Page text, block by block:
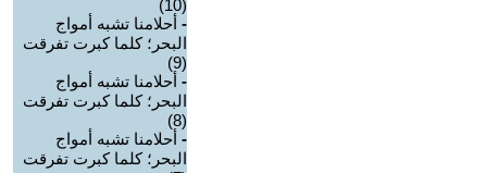
(10)
- أحلامنا تشبه أمواج
البحر؛ كلما كبرت تفرقت
(9)
- أحلامنا تشبه أمواج
البحر؛ كلما كبرت تفرقت
(8)
- أحلامنا تشبه أمواج
البحر؛ كلما كبرت تفرقت